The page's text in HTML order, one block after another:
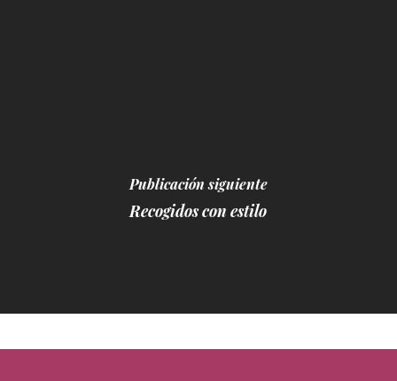
Publicación siguiente
Recogidos con estilo